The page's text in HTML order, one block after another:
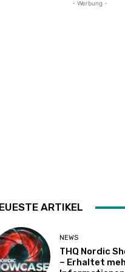
- Werbung -
ARTIKEL
NEWS
THQ Nordic
– Erhaltet